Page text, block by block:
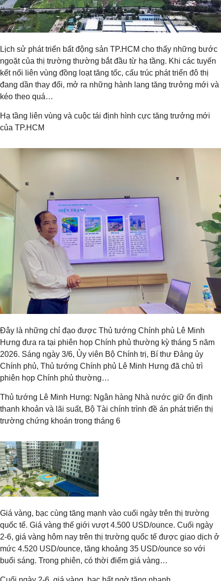
Lịch sử phát triển bất động sản TP.HCM cho thấy những bước
ngoặt của thị trường thường bắt đầu từ hạ tầng. Khi các tuyến
kết nối liên vùng đồng loạt tăng tốc, cấu trúc phát triển đô thị
đang dần thay đổi, mở ra những hành lang tăng trưởng mới và
kéo theo quá…
Hạ tầng liên vùng và cuộc tái định hình cực tăng trưởng mới
của TP.HCM
Đây là những chỉ đạo được Thủ tướng Chính phủ Lê Minh
Hưng đưa ra tại phiên họp Chính phủ thường kỳ tháng 5 năm
2026. Sáng ngày 3/6, Ủy viên Bộ Chính trị, Bí thư Đảng ủy
Chính phủ, Thủ tướng Chính phủ Lê Minh Hưng đã chủ trì
phiên họp Chính phủ thường…
Thủ tướng Lê Minh Hưng: Ngân hàng Nhà nước giữ ổn định
thanh khoản và lãi suất, Bộ Tài chính trình đề án phát triển thị
trường chứng khoán trong tháng 6
Giá vàng, bạc cùng tăng mạnh vào cuối ngày trên thị trường
quốc tế. Giá vàng thế giới vượt 4.500 USD/ounce. Cuối ngày
2-6, giá vàng hôm nay trên thị trường quốc tế được giao dịch ở
mức 4.520 USD/ounce, tăng khoảng 35 USD/ounce so với
buổi sáng. Trong phiên, có thời điểm giá vàng…